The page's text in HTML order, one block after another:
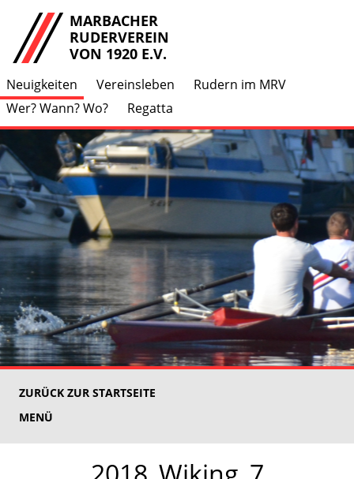
MARBACHER
RUDERVEREIN
VON 1920 E.V.
Neuigkeiten Vereinsleben
Rudern im MRV
Wer? Wann? Wo?
Regatta
ZURÜCK ZUR STARTSEITE
MENÜ